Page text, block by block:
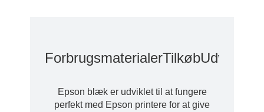
ForbrugsmaterialerTilkøbUdvidede
Epson blæk er udviklet til at fungere
perfekt med Epson printere for at give